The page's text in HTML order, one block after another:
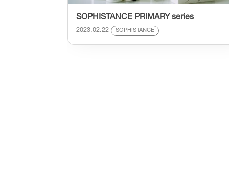
SOPHISTANCE PRIMARY series
2023.02.22 SOPHISTANCE